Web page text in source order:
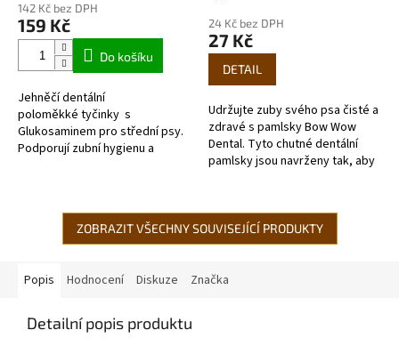
(houževnatá)
produktu
je
hvězdiček.
142 Kč bez DPH
159 Kč
Do košíku
Jehněčí dentální
poloměkké tyčinky s
Glukosaminem pro střední psy.
Podporují zubní hygienu a
24 Kč bez DPH
27 Kč
DETAIL
Udržujte zuby svého psa čisté a
zdravé s pamlsky Bow Wow
Dental. Tyto chutné dentální
pamlsky jsou navrženy tak, aby
a...
ZOBRAZIT VŠECHNY SOUVISEJÍCÍ PRODUKTY
Popis Hodnocení Diskuze Značka
Detailní popis produktu